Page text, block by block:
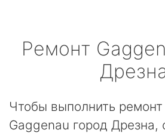
Ремонт
Чтобы выполнить
Gaggenau город Дрезна,